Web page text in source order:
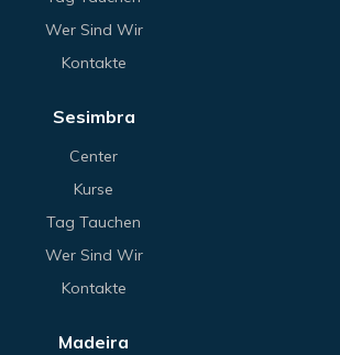
Wer Sind Wir
Kontakte
Sesimbra
Center
Kurse
Tag Tauchen
Wer Sind Wir
Kontakte
Madeira